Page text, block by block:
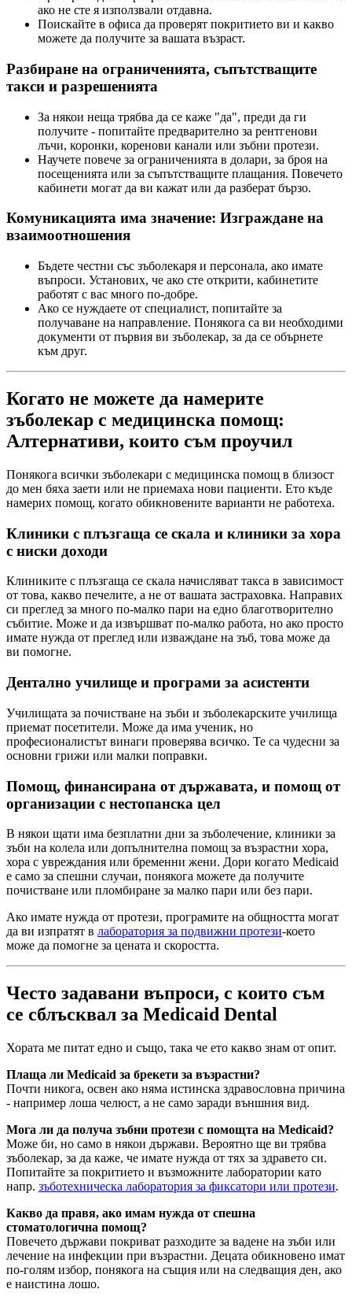
ако не сте я използвали отдавна.
Поискайте в офиса да проверят покритието ви и какво
можете да получите за вашата възраст.
Разбиране на ограниченията, съпътстващите
такси и разрешенията
За някои неща трябва да се каже "да", преди да ги
получите - попитайте предварително за рентгенови
лъчи, коронки, коренови канали или зъбни протези.
Научете повече за ограниченията в долари, за броя на
посещенията или за съпътстващите плащания. Повечето
кабинети могат да ви кажат или да разберат бързо.
Комуникацията има значение: Изграждане на
взаимоотношения
Бъдете честни със зъболекаря и персонала, ако имате
въпроси. Установих, че ако сте открити, кабинетите
работят с вас много по-добре.
Ако се нуждаете от специалист, попитайте за
получаване на направление. Понякога са ви необходими
документи от първия ви зъболекар, за да се обърнете
към друг.
Когато не можете да намерите
зъболекар с медицинска помощ:
Алтернативи, които съм проучил
Понякога всички зъболекари с медицинска помощ в близост
до мен бяха заети или не приемаха нови пациенти. Ето къде
намерих помощ, когато обикновените варианти не работеха.
Клиники с плъзгаща се скала и клиники за хора
с ниски доходи
Клиниките с плъзгаща се скала начисляват такса в зависимост
от това, какво печелите, а не от вашата застраховка. Направих
си преглед за много по-малко пари на едно благотворително
събитие. Може и да извършват по-малко работа, но ако просто
имате нужда от преглед или изваждане на зъб, това може да
ви помогне.
Дентално училище и програми за асистенти
Училищата за почистване на зъби и зъболекарските училища
приемат посетители. Може да има ученик, но
професионалистът винаги проверява всичко. Те са чудесни за
основни грижи или малки поправки.
Помощ, финансирана от държавата, и помощ от
организации с нестопанска цел
В някои щати има безплатни дни за зъболечение, клиники за
зъби на колела или допълнителна помощ за възрастни хора,
хора с увреждания или бременни жени. Дори когато Medicaid
е само за спешни случаи, понякога можете да получите
почистване или пломбиране за малко пари или без пари.
Ако имате нужда от протези, програмите на общността могат
да ви изпратят в лаборатория за подвижни протези-което
може да помогне за цената и скоростта.
Често задавани въпроси, с които съм
се сблъсквал за Medicaid Dental
Хората ме питат едно и също, така че ето какво знам от опит.
Плаща ли Medicaid за брекети за възрастни?
Почти никога, освен ако няма истинска здравословна причина
- например лоша челюст, а не само заради външния вид.
Мога ли да получа зъбни протези с помощта на Medicaid?
Може би, но само в някои държави. Вероятно ще ви трябва
зъболекар, за да каже, че имате нужда от тях за здравето си.
Попитайте за покритието и възможните лаборатории като
напр. зъботехническа лаборатория за фиксатори или протези.
Какво да правя, ако имам нужда от спешна
стоматологична помощ?
Повечето държави покриват разходите за вадене на зъби или
лечение на инфекции при възрастни. Децата обикновено имат
по-голям избор, понякога на същия или на следващия ден, ако
е наистина лошо.